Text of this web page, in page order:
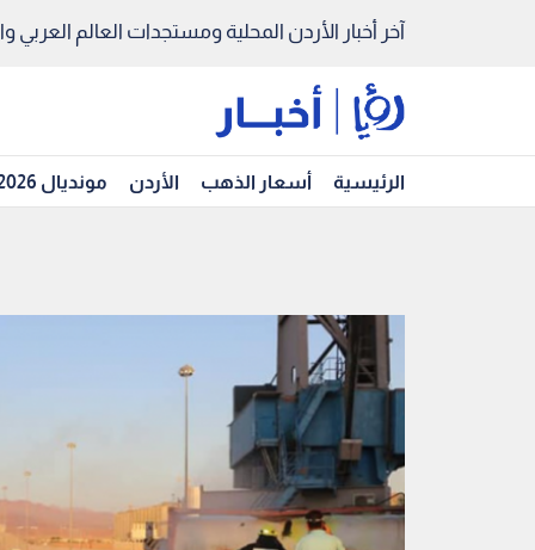
آخر أخبار الأردن المحلية ومستجدات العالم العربي
الرئيسية أسعار الذهب الأردن مونديال 2026